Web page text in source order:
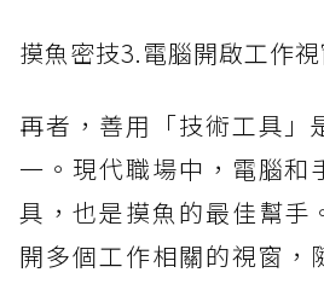
摸魚密技3.電腦開啟工作視
再者，善用「技術工具」
一。現代職場中，電腦和
具，也是摸魚的最佳幫手
開多個工作相關的視窗，